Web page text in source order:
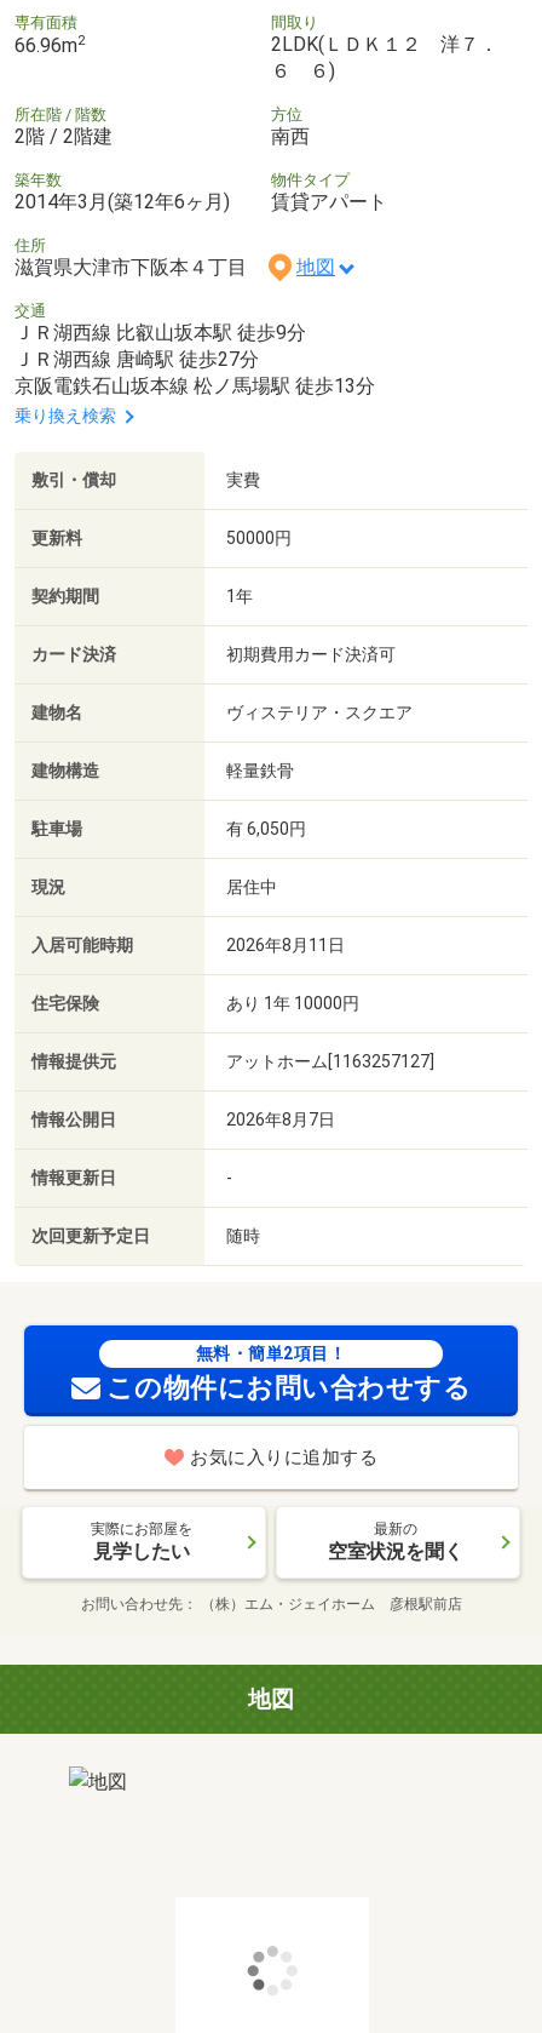
専有面積
66.96m2
間取り
2LDK(ＬＤＫ１２ 洋７．
６ ６)
所在階 / 階数
2階 / 2階建
方位
南西
築年数
2014年3月(築12年6ヶ月)
物件タイプ
賃貸アパート
住所
滋賀県大津市下阪本４丁目 地図
交通
ＪＲ湖西線 比叡山坂本駅 徒歩9分
ＪＲ湖西線 唐崎駅 徒歩27分
京阪電鉄石山坂本線 松ノ馬場駅 徒歩13分
乗り換え検索
敷引・償却 実費
更新料 50000円
契約期間 1年
カード決済 初期費用カード決済可
建物名 ヴィステリア・スクエア
建物構造 軽量鉄骨
駐車場 有 6,050円
現況 居住中
入居可能時期 2026年8月11日
住宅保険 あり 1年 10000円
情報提供元 アットホーム[1163257127]
情報公開日 2026年8月7日
情報更新日 -
次回更新予定日 随時
無料・簡単2項目！
この物件にお問い合わせする
お気に入りに追加する
実際にお部屋を
見学したい
最新の
空室状況を聞く
お問い合わせ先 （株）エム・ジェイホーム 彦根駅前店
地図